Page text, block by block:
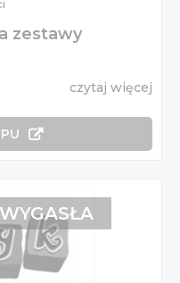
zestawy
czytaj więcej